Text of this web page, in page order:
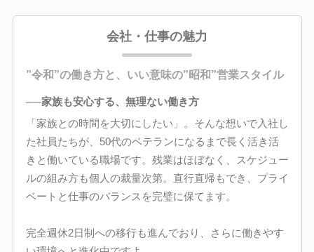
会社・仕事の魅力
”令和”の働き方と、いい意味の”昭和”営業スタイル
──家族も安心する、無理ない働き方
「家族との時間を大切にしたい」。そんな想いで入社し
た社員たちが、50代のベテランになるまで長く活き活
きと働いている職場です。残業はほぼなく、スケジュー
ルの組み方も個人の裁量次第。直行直帰もでき、プライ
ベートと仕事のバランスを完璧に保てます。
完全週休2日制への移行も進んでおり、さらに働きやす